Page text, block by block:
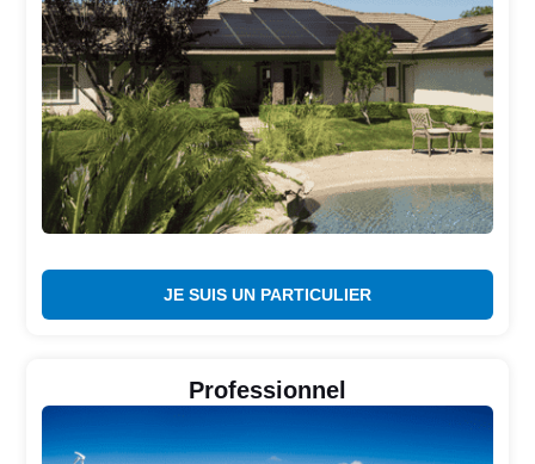
JE SUIS UN PARTICULIER
Professionnel